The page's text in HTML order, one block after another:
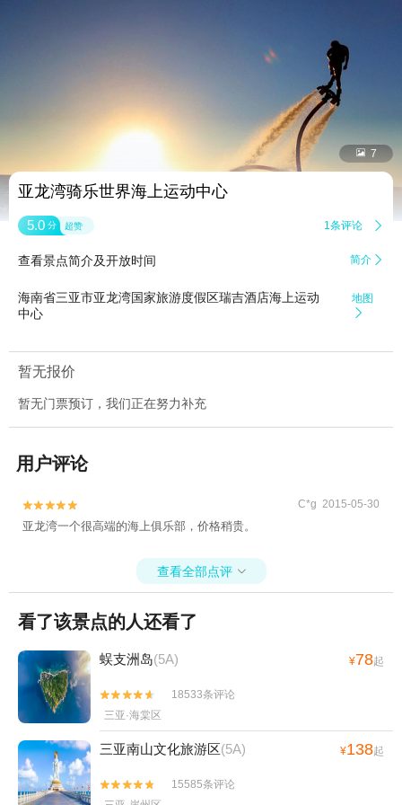
 7
亚龙湾骑乐世界海上运动中心
5.0 分 超赞 1条评论 
查看景点简介及开放时间 简介 
海南省三亚市亚龙湾国家旅游度假区瑞吉酒店海上运动
中心
地图

暂无报价
暂无门票预订，我们正在努力补充
用户评论

 C*g 2015-05-30
亚龙湾一个很高端的海上俱乐部，价格稍贵。
查看全部点评 
看了该景点的人还看了
蜈支洲岛(5A) ¥78起


18533条评论
三亚·海棠区
三亚南山文化旅游区(5A) ¥138起


15585条评论